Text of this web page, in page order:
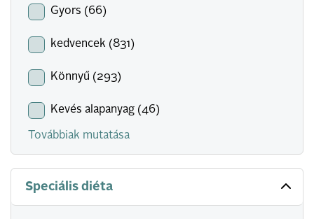
Gyors (66)
kedvencek (831)
Könnyű (293)
Kevés alapanyag (46)
Továbbiak mutatása
Speciális diéta